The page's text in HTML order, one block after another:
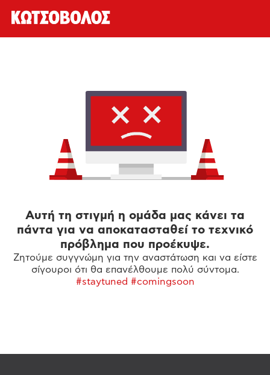
Αυτή τη στιγμή η ομάδα μας κάνει τα
πάντα για να αποκατασταθεί το τεχνικό
πρόβλημα που προέκυψε.
Ζητούμε συγγνώμη για την αναστάτωση και να είστε
σίγουροι ότι θα επανέλθουμε πολύ σύντομα.
#staytuned #comingsoon